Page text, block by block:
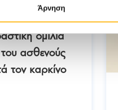
Άρνηση
Γυναικολογική
ομιλία
ασθενούς
τον καρκίνο